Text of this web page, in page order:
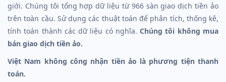
giới. Chúng tôi tổng hợp dữ liệu từ 966 sàn giao dịch tiền ảo
trên toàn cầu. Sử dụng các thuật toán để phân tích, thống kê,
tính toán thành các dữ liệu có nghĩa.Chúng tôi không mua
bán giao dịch tiền ảo.
Việt Nam không công nhận tiền ảo là phương tiện thanh
toán.